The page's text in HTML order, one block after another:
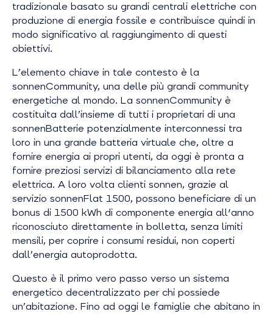
tradizionale basato su grandi centrali elettriche con
produzione di energia fossile e contribuisce quindi in
modo significativo al raggiungimento di questi
obiettivi.
L’elemento chiave in tale contesto è la
sonnenCommunity, una delle più grandi community
energetiche al mondo. La sonnenCommunity è
costituita dall’insieme di tutti i proprietari di una
sonnenBatterie potenzialmente interconnessi tra
loro in una grande batteria virtuale che, oltre a
fornire energia ai propri utenti, da oggi è pronta a
fornire preziosi servizi di bilanciamento alla rete
elettrica. A loro volta clienti sonnen, grazie al
servizio sonnenFlat 1500, possono beneficiare di un
bonus di 1500 kWh di componente energia all'anno
riconosciuto direttamente in bolletta, senza limiti
mensili, per coprire i consumi residui, non coperti
dall’energia autoprodotta.
Questo è il primo vero passo verso un sistema
energetico decentralizzato per chi possiede
un’abitazione. Fino ad oggi le famiglie che abitano in